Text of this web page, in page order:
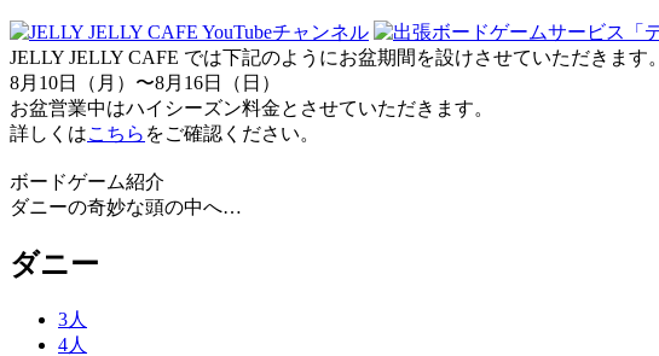
JELLY JELLY CAFE では下記のようにお盆期間を設けさせていただきます。
8月10日（月）〜8月16日（日）
お盆営業中はハイシーズン料金とさせていただきます。
詳しくはこちら をご確認ください。
ボードゲーム紹介
ダニーの奇妙な頭の中へ…
ダニー
3人
4人